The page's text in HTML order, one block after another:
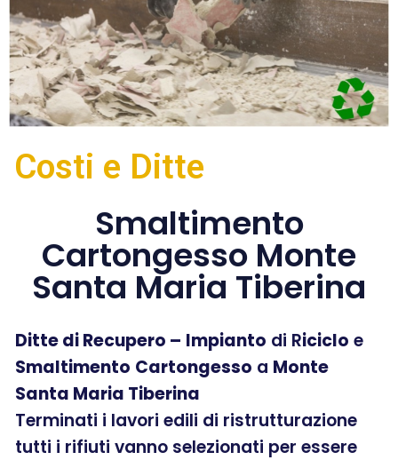
Costi e Ditte
Smaltimento
Cartongesso Monte
Santa Maria Tiberina
Ditte di Recupero – Impianto di Riciclo e
Smaltimento Cartongesso a Monte
Santa Maria Tiberina
Terminati i lavori edili di ristrutturazione
tutti i rifiuti vanno selezionati per essere